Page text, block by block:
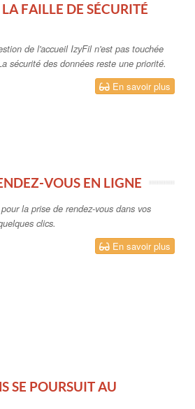
FAILLE DE SÉCURITÉ
de l'accueil IzyFil n'est pas touchée
sécurité des données reste une priorité.
En savoir plus
VOUS EN LIGNE
la prise de rendez-vous dans vos
clics.
En savoir plus
SE POURSUIT AU